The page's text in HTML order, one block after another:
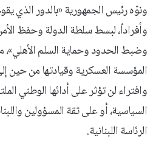
ونوّه رئيس الجمهورية «بالدور الذي
وأفراداً، لبسط سلطة الدولة وحفظ
وضبط الحدود وحماية السلم الأهلي»،
المؤسسة العسكرية وقيادتها من
وافتراء لن تؤثر على أدائها الوطني
السياسية، أو على ثقة المسؤولين
الرئاسة اللبنانية.